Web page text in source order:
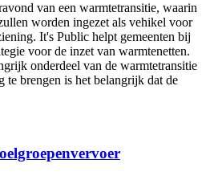
van een warmtetransitie, waarin
worden ingezet als vehikel voor
It's Public helpt gemeenten bij
voor de inzet van warmtenetten.
onderdeel van de warmtetransitie
te brengen is het belangrijk dat de